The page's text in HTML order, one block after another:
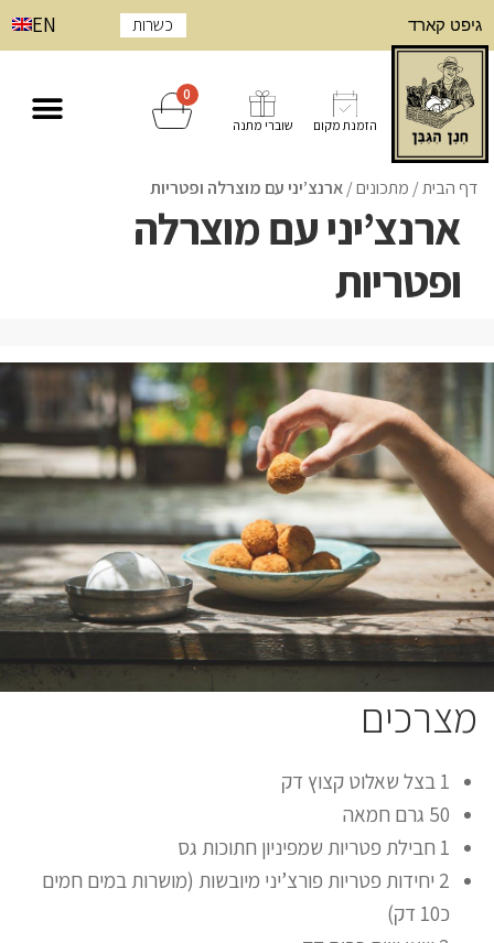
גיפט קארד כשרות EN
הזמנת מקום שוברי מתנה
0
דף הבית/
/ארנצ’יני עם מוצרלה ופטריות
ארנצ’יני עם מוצרלה
ופטריות
מצרכים
1 בצל שאלוט קצוץ דק
50 גרם חמאה
1 חבילת פטריות שמפיניון חתוכות גס
2 יחידות פטריות פורצ’יני מיובשות (מושרות במים חמים
כ10 דק)